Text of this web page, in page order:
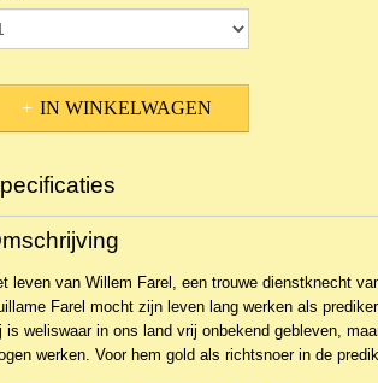
IN WINKELWAGEN
code
leven van Willem Farel, een trouwe dienstknecht
Farel mocht zijn leven lang werken als
is weliswaar in ons land vrij onbekend gebleven,
werken. Voor hem gold als richtsnoer in de